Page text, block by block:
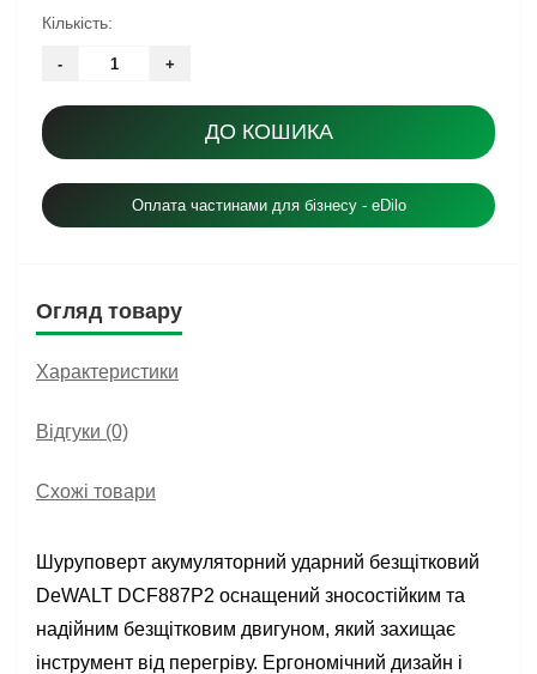
Кількість:
- +
ДО КОШИКА
Оплата частинами для бізнесу - eDilo
Огляд товару
Характеристики
Відгуки (0)
Схожі товари
Шуруповерт акумуляторний ударний безщітковий
DeWALT DCF887P2 оснащений зносостійким та
надійним безщітковим двигуном, який захищає
інструмент від перегріву. Ергономічний дизайн і